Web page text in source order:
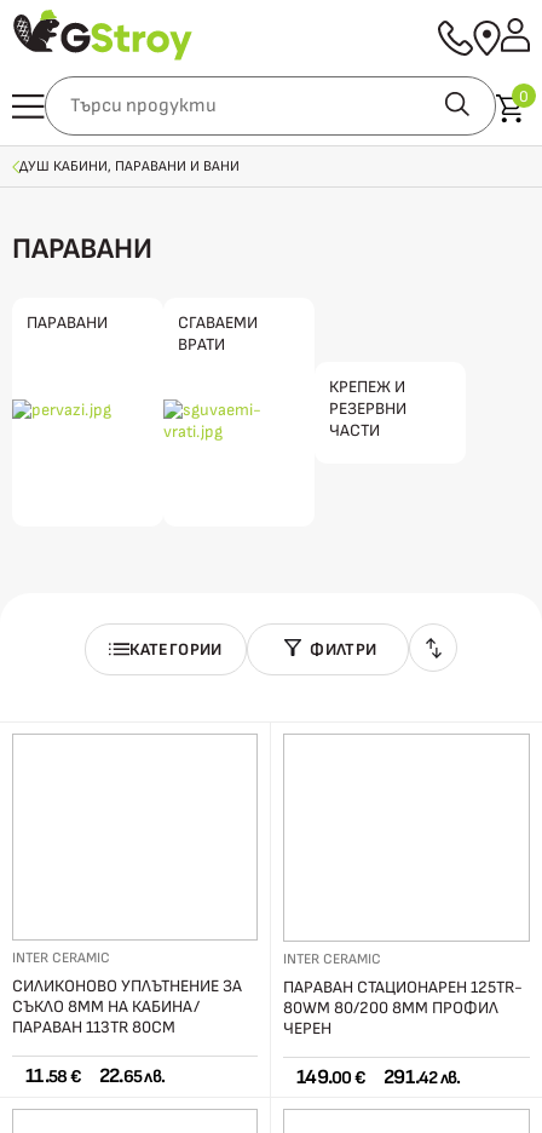
0
ДУШ КАБИНИ, ПАРАВАНИ И ВАНИ
ПАРАВАНИ
ПАРАВАНИ
СГАВАЕМИ
ВРАТИ
КРЕПЕЖ И
РЕЗЕРВНИ
ЧАСТИ
КАТЕГОРИИ ФИЛТРИ
INTER CERAMIC
СИЛИКОНОВО УПЛЪТНЕНИЕ ЗА
СЪКЛО 8ММ НА КАБИНА/
ПАРАВАН 113TR 80СМ
11.58 € 22.65 лв.
INTER CERAMIC
ПАРАВАН СТАЦИОНАРЕН 125TR-
80WM 80/200 8ММ ПРОФИЛ
ЧЕРЕН
149.00 € 291.42 лв.